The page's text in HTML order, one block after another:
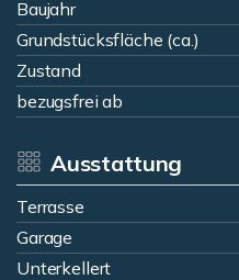
Baujahr
Grundstücksfläche (ca.)
Zustand
bezugsfrei ab
Ausstattung
Terrasse
Garage
Unterkellert